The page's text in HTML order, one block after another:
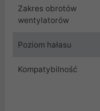
Zakres obrotów
wentylatorów
Poziom hałasu
Kompatybilność